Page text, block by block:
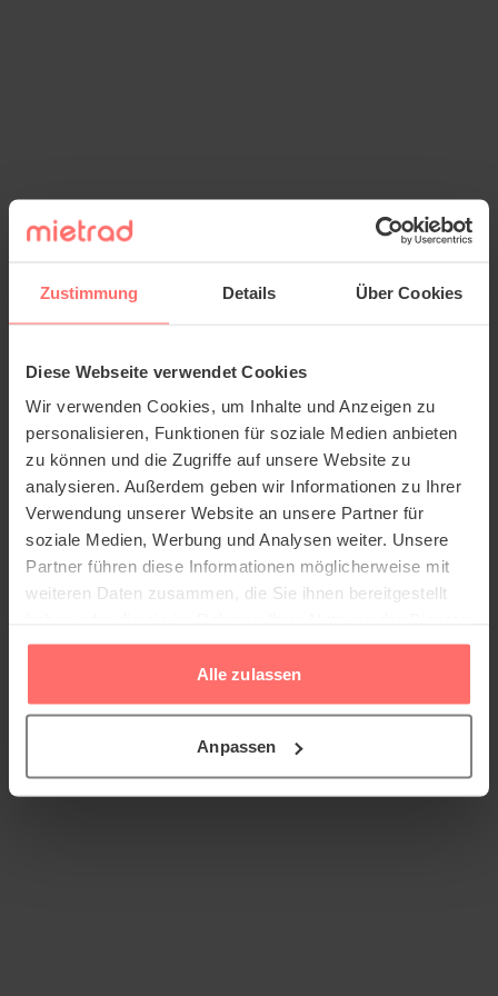
Zustimmung Details Über Cookies
Diese Webseite verwendet Cookies
Wir verwenden Cookies, um Inhalte und Anzeigen zu
personalisieren, Funktionen für soziale Medien anbieten
zu können und die Zugriffe auf unsere Website zu
analysieren. Außerdem geben wir Informationen zu Ihrer
Verwendung unserer Website an unsere Partner für
soziale Medien, Werbung und Analysen weiter. Unsere
Partner führen diese Informationen möglicherweise mit
weiteren Daten zusammen, die Sie ihnen bereitgestellt
gesammelt haben.
Alle zulassen
Anpassen